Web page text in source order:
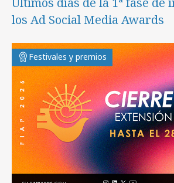
los Ad Social Media Awards
Festivales y premios